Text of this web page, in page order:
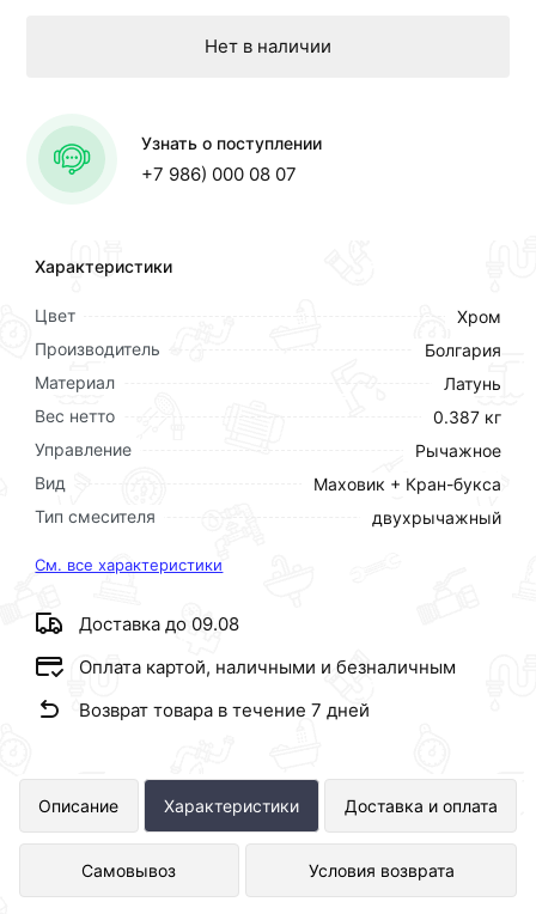
Характеристики
Цвет
Хром
Производитель
Болгария
Материал
Латунь
Вес нетто
0.387 кг
Управление
Рычажное
Вид
Маховик + Кран-букса
Тип смесителя
двухрычажный
См. все характеристики
Доставка до 09.08
Оплата картой, наличными и безналичным
Возврат товара в течение 7 дней
Нет в наличии
Узнать о поступлении
+7 986) 000 08 07
Описание Характеристики Доставка и оплата
Самовывоз Условия возврата
102 Кран-букса с маховиком
HANSEN представлен в интернет-
магазине Сантехника по отличной